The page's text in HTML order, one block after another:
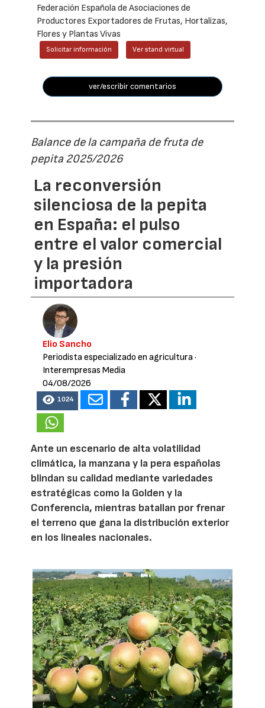
Federación Española de Asociaciones de
Productores Exportadores de Frutas, Hortalizas,
Flores y Plantas Vivas
Solicitar información Ver stand virtual
ver/escribir comentarios
Balance de la campaña de fruta de
pepita 2025/2026
La reconversión
silenciosa de la pepita
en España: el pulso
entre el valor comercial
y la presión
importadora
Elio Sancho
Periodista especializado en agricultura·
Interempresas Media
04/08/2026
1024
Ante un escenario de alta volatilidad
climática, la manzana y la pera españolas
blindan su calidad mediante variedades
estratégicas como la Golden y la
Conferencia, mientras batallan por frenar
el terreno que gana la distribución exterior
en los lineales nacionales.